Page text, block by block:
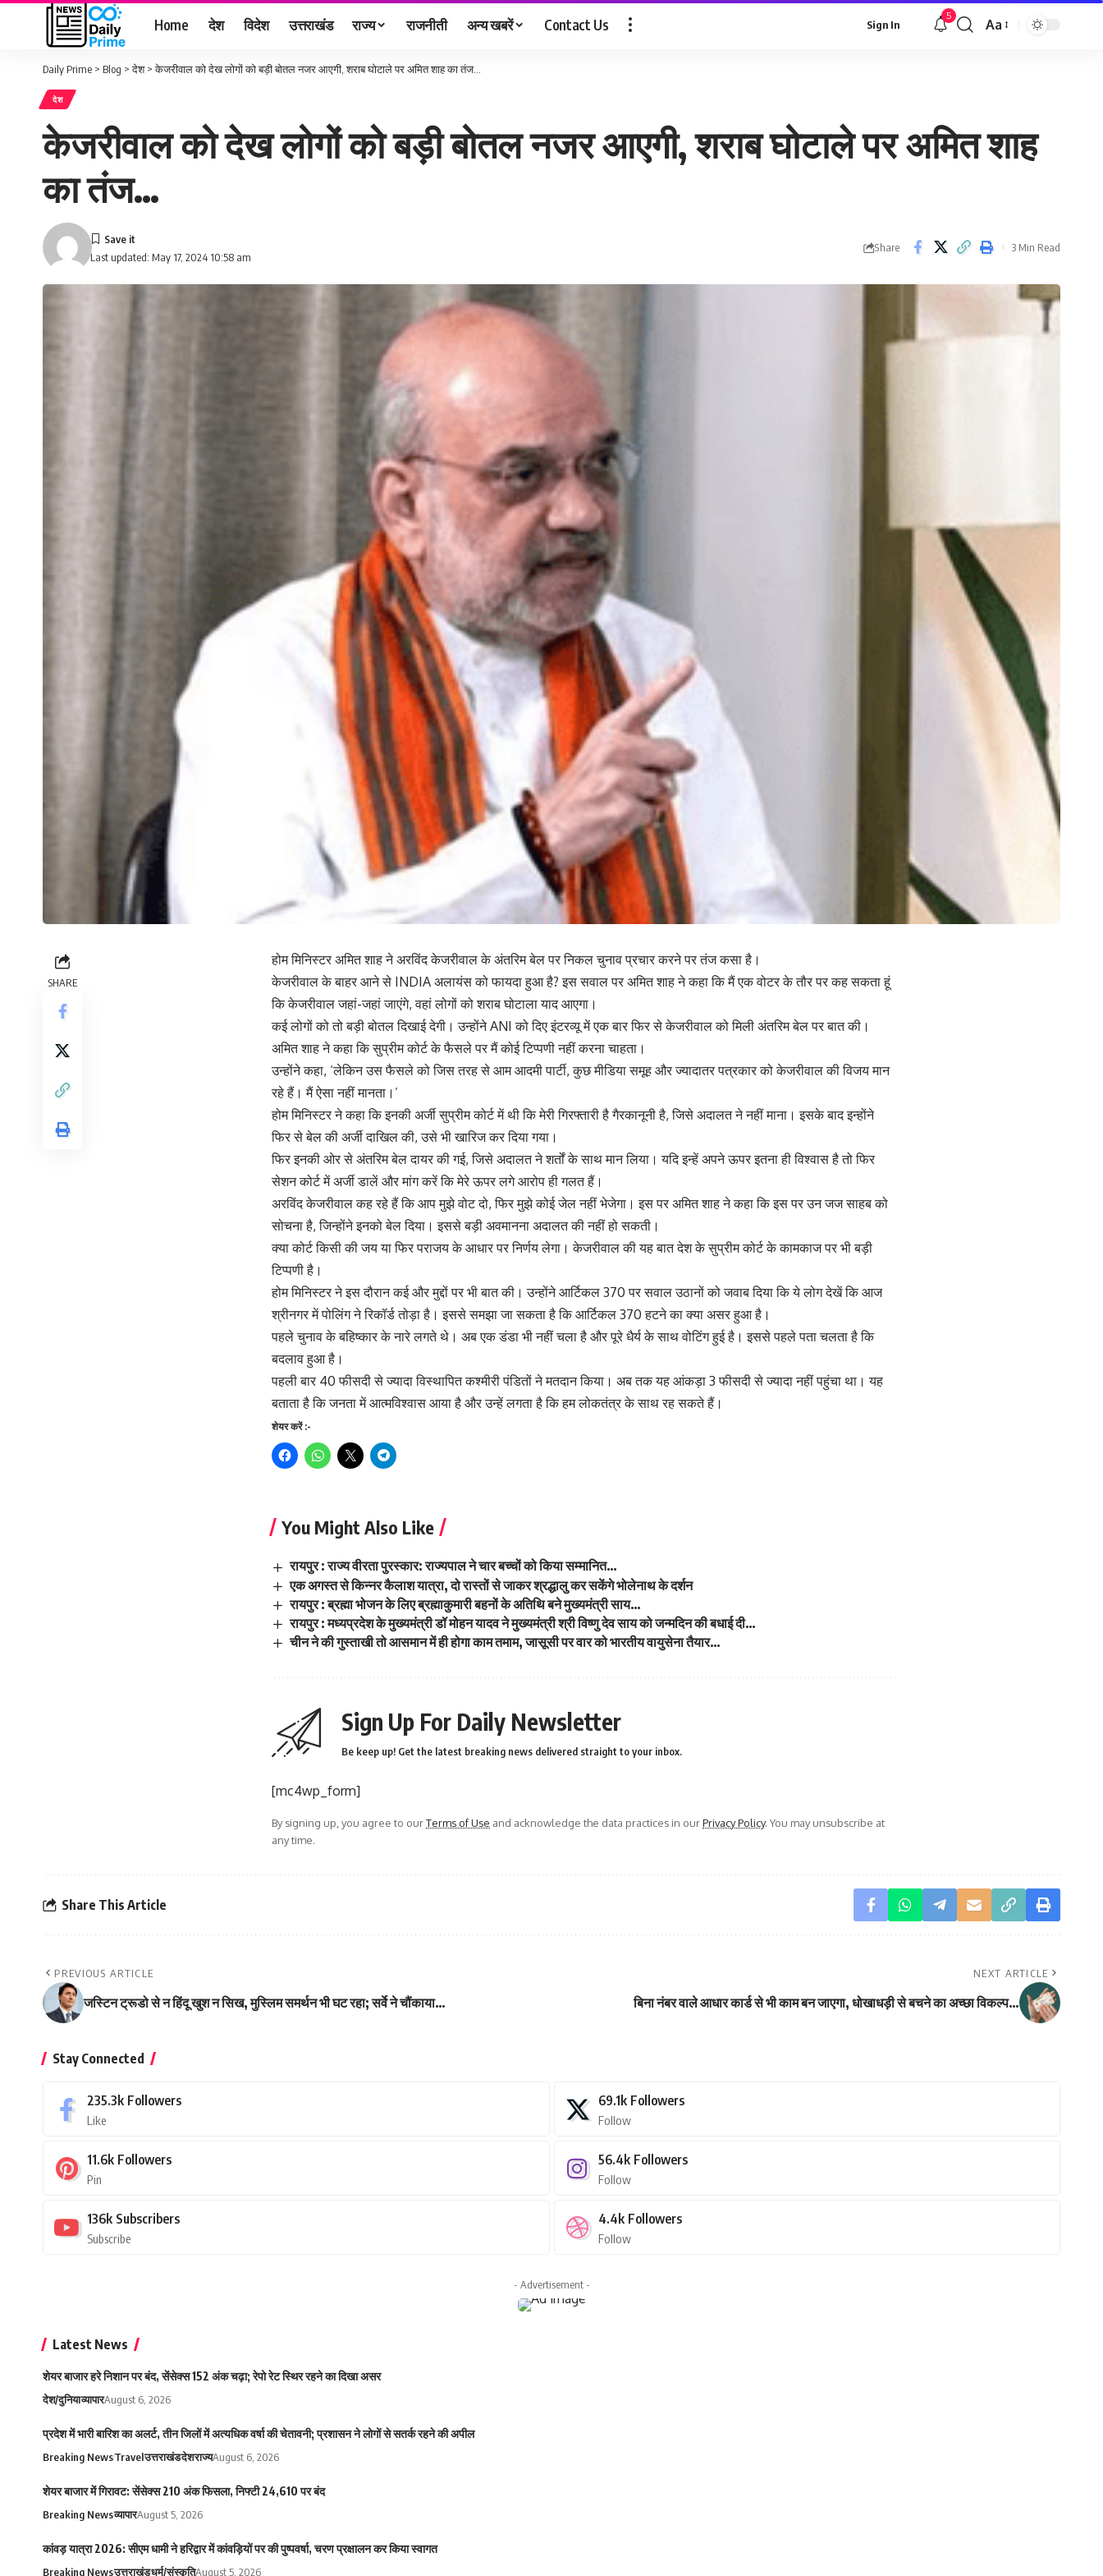
Home देश विदेश उत्तराखंड राज्य राजनीती अन्य खबरें Contact Us Sign In
5
Font
Aa
Daily Prime > Blog >देश>केजरीवाल को देख लोगों को बड़ी बोतल नजर आएगी, शराब घोटाले पर अमित शाह का तंज…
देश
केजरीवाल को देख लोगों को बड़ी बोतल नजर आएगी, शराब घोटाले पर अमित शाह
का तंज…
Last updated: May 17, 2024 10:58 am
Share 3 Min Read
SHARE
होम मिनिस्टर अमित शाह ने अरविंद केजरीवाल के अंतरिम बेल पर निकल चुनाव प्रचार करने पर तंज कसा है।
केजरीवाल के बाहर आने से INDIA अलायंस को फायदा हुआ है? इस सवाल पर अमित शाह ने कहा कि मैं एक वोटर के तौर पर कह सकता हूं
कि केजरीवाल जहां-जहां जाएंगे, वहां लोगों को शराब घोटाला याद आएगा।
कई लोगों को तो बड़ी बोतल दिखाई देगी। उन्होंने ANI को दिए इंटरव्यू में एक बार फिर से केजरीवाल को मिली अंतरिम बेल पर बात की।
अमित शाह ने कहा कि सुप्रीम कोर्ट के फैसले पर मैं कोई टिप्पणी नहीं करना चाहता।
उन्होंने कहा, ‘लेकिन उस फैसले को जिस तरह से आम आदमी पार्टी, कुछ मीडिया समूह और ज्यादातर पत्रकार को केजरीवाल की विजय मान
रहे हैं। मैं ऐसा नहीं मानता।’
होम मिनिस्टर ने कहा कि इनकी अर्जी सुप्रीम कोर्ट में थी कि मेरी गिरफ्तारी है गैरकानूनी है, जिसे अदालत ने नहीं माना। इसके बाद इन्होंने
फिर से बेल की अर्जी दाखिल की, उसे भी खारिज कर दिया गया।
फिर इनकी ओर से अंतरिम बेल दायर की गई, जिसे अदालत ने शर्तों के साथ मान लिया। यदि इन्हें अपने ऊपर इतना ही विश्वास है तो फिर
सेशन कोर्ट में अर्जी डालें और मांग करें कि मेरे ऊपर लगे आरोप ही गलत हैं।
अरविंद केजरीवाल कह रहे हैं कि आप मुझे वोट दो, फिर मुझे कोई जेल नहीं भेजेगा। इस पर अमित शाह ने कहा कि इस पर उन जज साहब को
सोचना है, जिन्होंने इनको बेल दिया। इससे बड़ी अवमानना अदालत की नहीं हो सकती।
क्या कोर्ट किसी की जय या फिर पराजय के आधार पर निर्णय लेगा। केजरीवाल की यह बात देश के सुप्रीम कोर्ट के कामकाज पर भी बड़ी
टिप्पणी है।
होम मिनिस्टर ने इस दौरान कई और मुद्दों पर भी बात की। उन्होंने आर्टिकल 370 पर सवाल उठानों को जवाब दिया कि ये लोग देखें कि आज
श्रीनगर में पोलिंग ने रिकॉर्ड तोड़ा है। इससे समझा जा सकता है कि आर्टिकल 370 हटने का क्या असर हुआ है।
पहले चुनाव के बहिष्कार के नारे लगते थे। अब एक डंडा भी नहीं चला है और पूरे धैर्य के साथ वोटिंग हुई है। इससे पहले पता चलता है कि
बदलाव हुआ है।
पहली बार 40 फीसदी से ज्यादा विस्थापित कश्मीरी पंडितों ने मतदान किया। अब तक यह आंकड़ा 3 फीसदी से ज्यादा नहीं पहुंचा था। यह
बताता है कि जनता में आत्मविश्वास आया है और उन्हें लगता है कि हम लोकतंत्र के साथ रह सकते हैं।
शेयर करें :-
You Might Also Like
रायपुर : राज्य वीरता पुरस्कार: राज्यपाल ने चार बच्चों को किया सम्मानित…
एक अगस्त से किन्नर कैलाश यात्रा, दो रास्तों से जाकर श्रद्धालु कर सकेंगे भोलेनाथ के दर्शन
रायपुर : ब्रह्मा भोजन के लिए ब्रह्माकुमारी बहनों के अतिथि बने मुख्यमंत्री साय…
रायपुर : मध्यप्रदेश के मुख्यमंत्री डॉ मोहन यादव ने मुख्यमंत्री श्री विष्णु देव साय को जन्मदिन की बधाई दी…
चीन ने की गुस्ताखी तो आसमान में ही होगा काम तमाम, जासूसी पर वार को भारतीय वायुसेना तैयार…
Sign Up For Daily Newsletter
Be keep up! Get the latest breaking news delivered straight to your inbox.
[mc4wp_form]
By signing up, you agree to ourTerms of Use and acknowledge the data practices in ourPrivacy Policy. You may unsubscribe at
any time.
Share This Article
PREVIOUS ARTICLE
जस्टिन ट्रूडो से न हिंदू खुश न सिख, मुस्लिम समर्थन भी घट रहा; सर्वे ने चौंकाया…
NEXT ARTICLE
बिना नंबर वाले आधार कार्ड से भी काम बन जाएगा, धोखाधड़ी से बचने का अच्छा विकल्प…
Stay Connected
235.3k Followers
Like
69.1k Followers
Follow
11.6k Followers
Pin
56.4k Followers
Follow
136k Subscribers
Subscribe
4.4k Followers
Follow
- Advertisement -
Latest News
शेयर बाजार हरे निशान पर बंद, सेंसेक्स 152 अंक चढ़ा; रेपो रेट स्थिर रहने का दिखा असर
देश/दुनियाव्यापारAugust 6, 2026
प्रदेश में भारी बारिश का अलर्ट, तीन जिलों में अत्यधिक वर्षा की चेतावनी; प्रशासन ने लोगों से सतर्क रहने की अपील
Breaking NewsTravelउत्तराखंडदेशराज्यAugust 6, 2026
शेयर बाजार में गिरावट: सेंसेक्स 210 अंक फिसला, निफ्टी 24,610 पर बंद
Breaking Newsव्यापारAugust 5, 2026
कांवड़ यात्रा 2026: सीएम धामी ने हरिद्वार में कांवड़ियों पर की पुष्पवर्षा, चरण प्रक्षालन कर किया स्वागत
Breaking Newsउत्तराखंडधर्म/संस्कृतिAugust 5, 2026